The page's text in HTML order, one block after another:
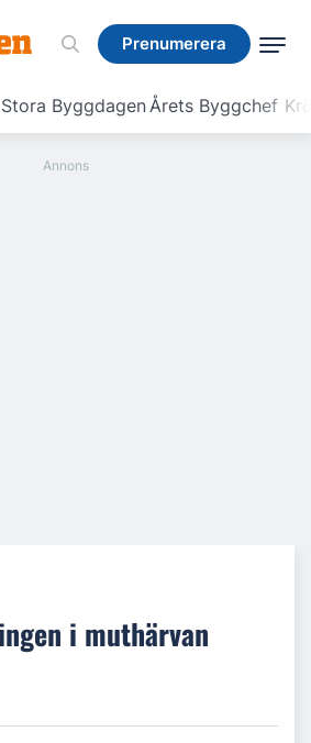
Prenumerera
Stora ByggdagenÅrets Byggchef
Prenumerera
i muthärvan